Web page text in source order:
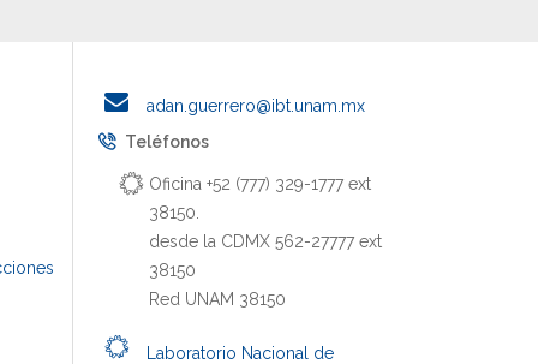
adan.guerrero@ibt.unam.mx
Teléfonos
Oficina +52 (777) 329-1777 ext
38150.
desde la CDMX 562-27777 ext
38150
Red UNAM 38150
Laboratorio Nacional de